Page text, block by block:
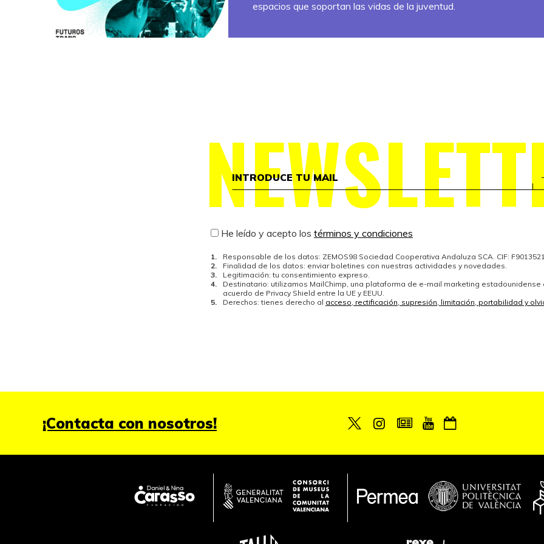
espacios que soportan las vidas de la juventud.
He leído y acepto los términos y condiciones
Responsable de los datos: ZEMOS98 Sociedad Cooperativa Andaluza SCA. CIF:
Finalidad de los datos: enviar boletines con nuestras actividades y novedades.
Legitimación: tu consentimiento expreso.
Destinatario: utilizamos MailChimp, una plataforma de e-mail marketing estadounidense
acuerdo de Privacy Shield entre la UE y EEUU.
Derechos: tienes derecho al acceso, rectificación, supresión, limitación, portabilidad y
¡Contacta con nosotros!